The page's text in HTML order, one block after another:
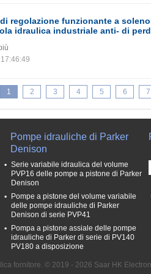
regolazione funzionante a
idraulica industriale anti- di
1 2 3 4 5 6 7
Pompe idrauliche di Parker
Denison
Serie variabile idraulica del volume
PVP16 delle pompe a pistone di Parker
Denison
Pompe a pistone del volume variabile
delle pompe idrauliche di Parker
Denison di serie PVP41
Pompa a pistone assiale delle pompe
idrauliche di Parker di serie di PV140
PV180 a disposizione
fornitore. © 2019 - 2026 Saar HK